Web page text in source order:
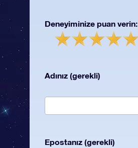
Deneyiminize puan verin:
Adınız (gerekli)
Epostanız (gerekli)